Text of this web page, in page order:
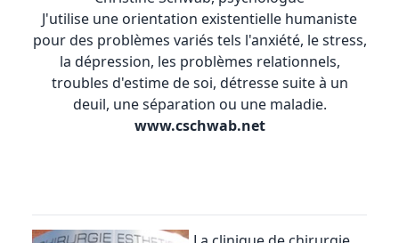
J'utilise une orientation existentielle humaniste
pour des problèmes variés tels l'anxiété, le stress,
la dépression, les problèmes relationnels,
troubles d'estime de soi, détresse suite à un
deuil, une séparation ou une maladie.
www.cschwab.net